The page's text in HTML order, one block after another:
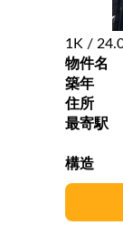
1K /
物件名
築年
住所
最寄駅
構造